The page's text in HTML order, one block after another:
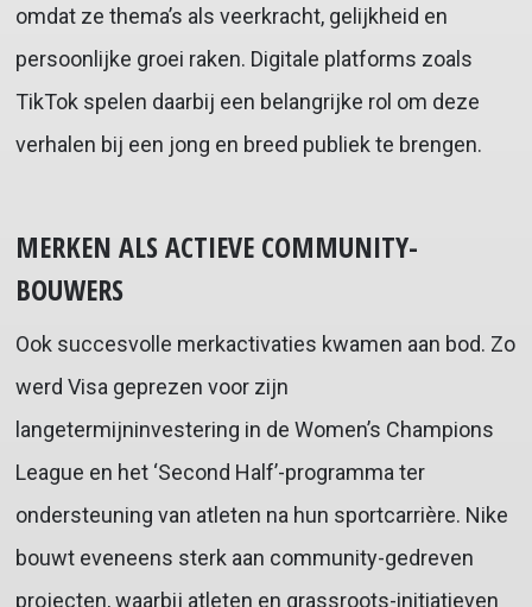
omdat ze thema’s als veerkracht, gelijkheid en
persoonlijke groei raken. Digitale platforms zoals
TikTok spelen daarbij een belangrijke rol om deze
verhalen bij een jong en breed publiek te brengen.
MERKEN ALS ACTIEVE COMMUNITY-
BOUWERS
Ook succesvolle merkactivaties kwamen aan bod. Zo
werd Visa geprezen voor zijn
langetermijninvestering in de Women’s Champions
League en het ‘Second Half’-programma ter
ondersteuning van atleten na hun sportcarrière. Nike
bouwt eveneens sterk aan community-gedreven
projecten, waarbij atleten en grassroots-initiatieven